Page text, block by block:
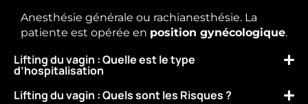
Anesthésie générale ou rachianesthésie. La
patiente est opérée en position gynécologique.
Lifting du vagin : Quelle est le type
d’hospitalisation
Lifting du vagin : Quels sont les Risques ?